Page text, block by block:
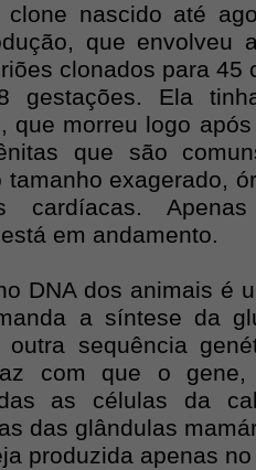
nascido até
que envolveu
clonados para 45
gestações. Ela
que morreu logo
que são
tamanho exagerado,
cardíacas.
em andamento.
DNA dos animais é
a síntese da
sequência
com que o
as células da
das glândulas
produzida apenas